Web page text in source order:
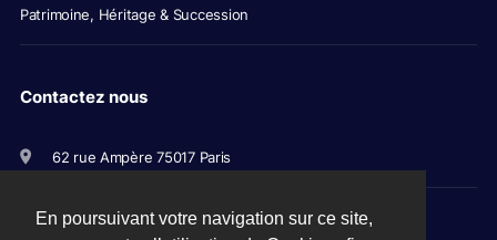
En poursuivant votre navigation sur ce site,
Patrimoine, Héritage & Succession
Contactez nous
62 rue Ampère 75017 Paris
+33(0)1 56 79 11 00